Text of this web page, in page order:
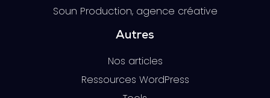
Soun Production, agence créative
Autres
Nos articles
Ressources WordPress